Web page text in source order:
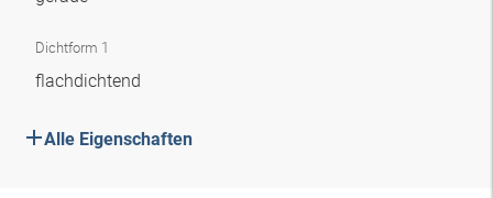
Dichtform 1
flachdichtend
Alle Eigenschaften